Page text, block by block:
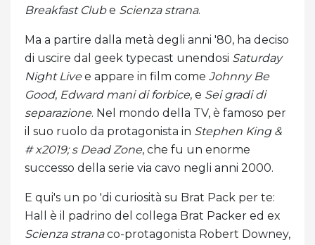
Breakfast Clube Scienza strana.
Ma a partire dalla metà degli anni '80, ha deciso
di uscire dal geek typecast unendosi Saturday
Night Livee appare in film come Johnny Be
Good, Edward mani di forbice, e Sei gradi di
separazione. Nel mondo della TV, è famoso per
il suo ruolo da protagonista in Stephen King &
# x2019; s Dead Zone, che fu un enorme
successo della serie via cavo negli anni 2000.
E qui's un po 'di curiosità su Brat Pack per te:
Hall è il padrino del collega Brat Packer ed ex
Scienza stranaco-protagonista Robert Downey,